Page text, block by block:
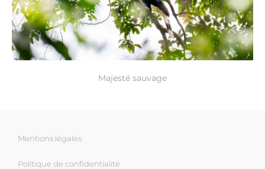
Majesté sauvage
Mentions légales
Politique de confidentialité